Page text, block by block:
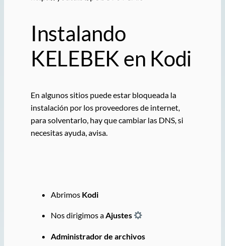
Instalando
KELEBEK en Kodi
En algunos sitios puede estar bloqueada la
instalación por los proveedores de internet,
para solventarlo, hay que cambiar las DNS, si
necesitas ayuda, avisa.
Abrimos Kodi
Nos dirigimos aAjustes
Administrador de archivos